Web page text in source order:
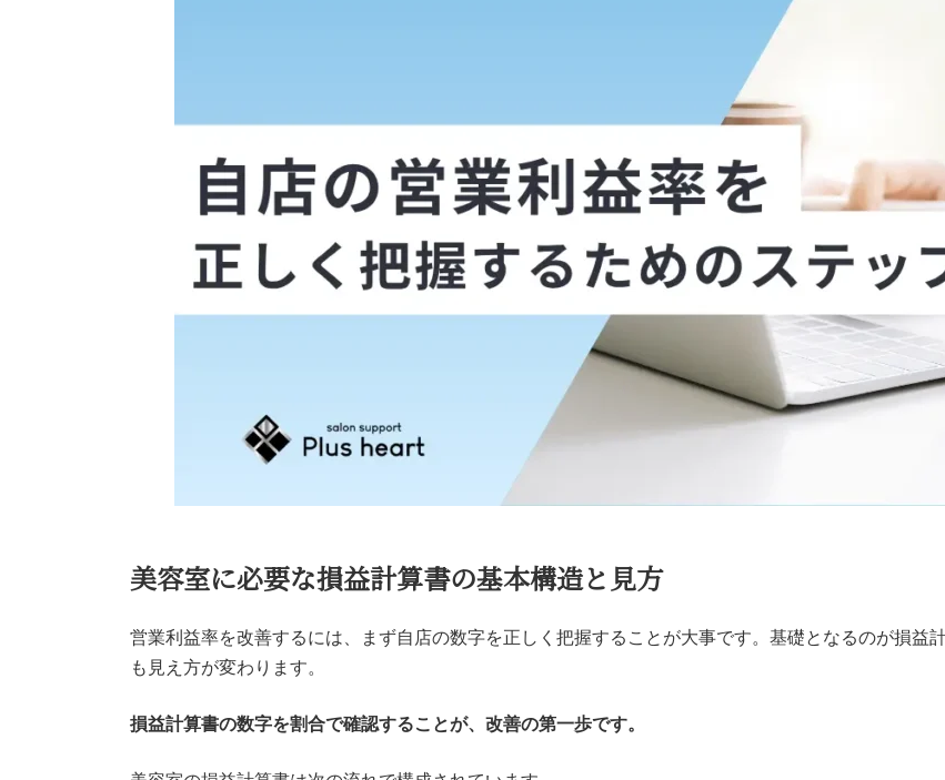
美容室に必要な損益計算書の基本構造と見方
営業利益率を改善するには、まず自店の数字を正しく把握することが大事です。基礎となるのが損益
も見え方が変わります。
損益計算書の数字を割合で確認することが、改善の第一歩です。